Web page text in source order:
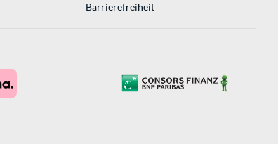
Barrierefreiheit